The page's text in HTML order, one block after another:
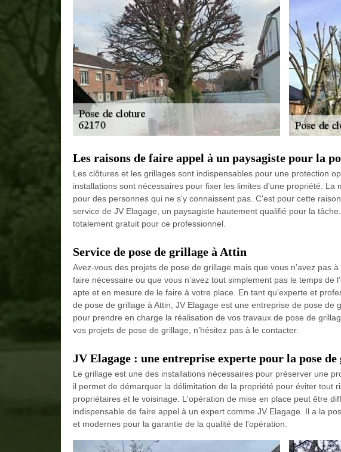
Les raisons de faire appel à un paysagiste pour la
Les clôtures et les grillages sont indispensables pour une protection
installations sont nécessaires pour fixer les limites d'une propriété. La
pour des personnes qui ne s'y connaissent pas. C'est pour cette
service de JV Elagage, un paysagiste hautement qualifié pour la
totalement gratuit pour ce professionnel.
Service de pose de grillage à Attin
Avez-vous des projets de pose de grillage mais que vous n’avez pas
faire nécessaire ou que vous n’avez tout simplement pas le temps de
apte et en mesure de le faire à votre place. En tant qu’experte et
de pose de grillage à Attin, JV Elagage est une entreprise de pose de
pour prendre en charge la réalisation de vos travaux de pose de
vos projets de pose de grillage, n’hésitez pas à le contacter.
JV Elagage : une entreprise experte pour la pose
Le grillage est une des installations nécessaires pour préserver une
il permet de démarquer la délimitation de la propriété pour éviter tout
propriétaires et le voisinage. L'opération de mise en place peut être
indispensable de faire appel à un expert comme JV Elagage. Il a la
et modernes pour la garantie de la qualité de l'opération.